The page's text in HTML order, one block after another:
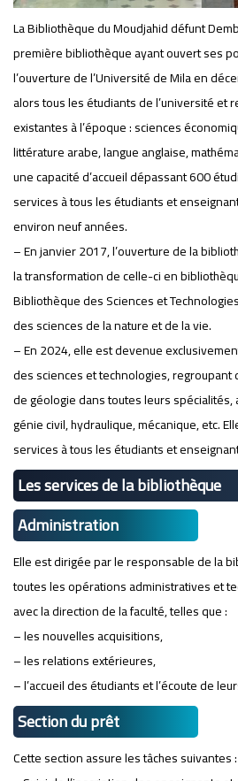
La Bibliothèque du Moudjahid défunt
première bibliothèque ayant ouvert ses
l’ouverture de l’Université de Mila en
alors tous les étudiants de l’université et
existantes à l’époque : sciences
littérature arabe, langue anglaise,
une capacité d’accueil dépassant 600
services à tous les étudiants et
environ neuf années.
– En janvier 2017, l’ouverture de la
la transformation de celle-ci en
Bibliothèque des Sciences et
des sciences de la nature et de la vie.
– En 2024, elle est devenue
des sciences et technologies,
de géologie dans toutes leurs
génie civil, hydraulique, mécanique, etc.
services à tous les étudiants et
Les services de la bibliothèque
Administration
Elle est dirigée par le responsable de la
toutes les opérations administratives et
avec la direction de la faculté, telles que :
– les nouvelles acquisitions,
– les relations extérieures,
– l’accueil des étudiants et l’écoute de
Section du prêt
Cette section assure les tâches suivantes :